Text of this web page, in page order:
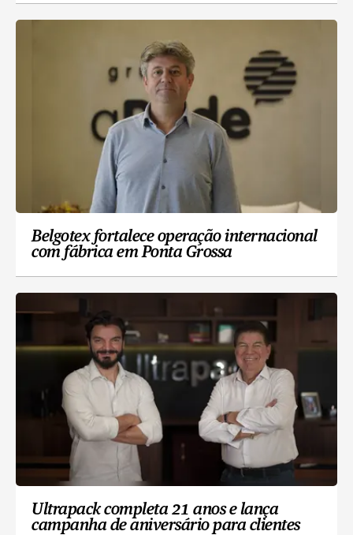
Belgotex fortalece operação internacional
com fábrica em Ponta Grossa
Ultrapack completa 21 anos e lança
campanha de aniversário para clientes